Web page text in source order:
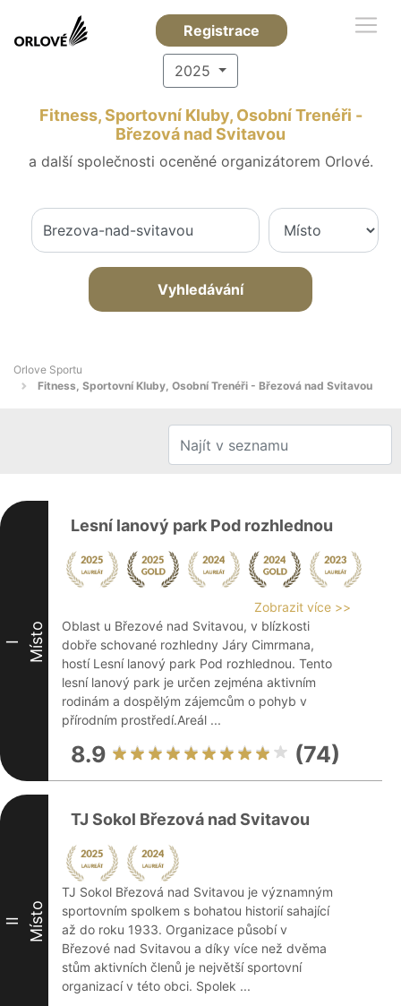
Registrace
2025
Fitness, Sportovní Kluby, Osobní Trenéři -
Březová nad Svitavou
a další společnosti oceněné organizátorem Orlové.
Vyhledávání
Orlove Sportu
Fitness, Sportovní Kluby, Osobní Trenéři - Březová nad Svitavou
I Místo
Lesní lanový park Pod rozhlednou
Zobrazit více >>
Oblast u Březové nad Svitavou, v blízkosti
dobře schované rozhledny Járy Cimrmana,
hostí Lesní lanový park Pod rozhlednou. Tento
lesní lanový park je určen zejména aktivním
rodinám a dospělým zájemcům o pohyb v
přírodním prostředí.Areál ...
8.9 (74)
II Místo
TJ Sokol Březová nad Svitavou
TJ Sokol Březová nad Svitavou je významným
sportovním spolkem s bohatou historií sahající
až do roku 1933. Organizace působí v
Březové nad Svitavou a díky více než dvěma
stům aktivních členů je největší sportovní
organizací v této obci. Spolek ...